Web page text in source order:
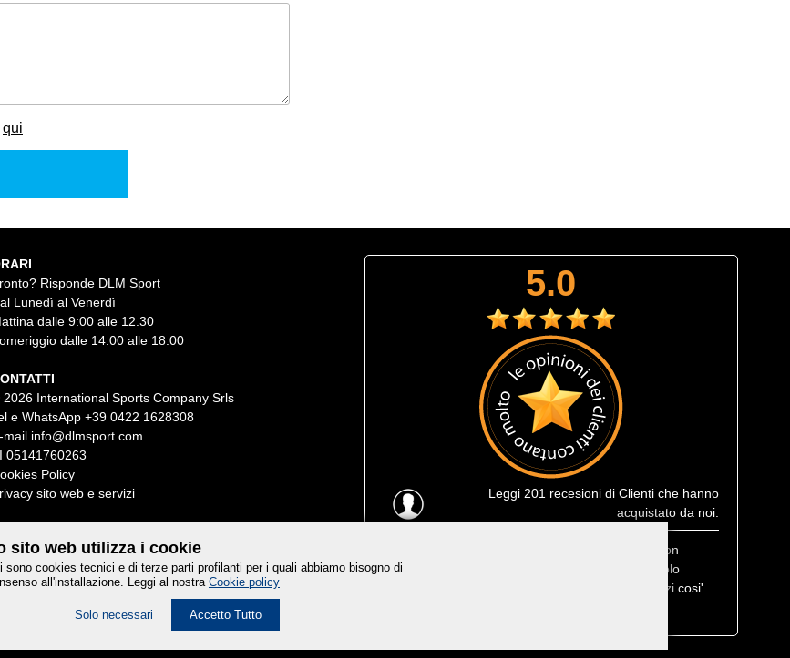
qui
Risponde DLM Sport
Lunedì al Venerdì
dalle 9:00 alle 12.30
dalle 14:00 alle 18:00
International Sports Company Srls
e WhatsApp +39 0422 1628308
mail info@dlmsport.com
05141760263
Policy
sito web e servizi
5.0
Leggi 201 recesionidi Clienti che hanno
acquistato da noi.
: Muta corta estiva Prolimit fusion
eccezionale, leggerissima e consegnatami in 1 solo
giorno lavorativo, che efficenza, trovarne di negozi cosi'.
sito web utilizza i cookie
sono cookies tecnici e di terze parti profilanti per i quali abbiamo bisogno di
all'installazione. Leggi al nostra Cookie policy
Solo necessari Accetto Tutto